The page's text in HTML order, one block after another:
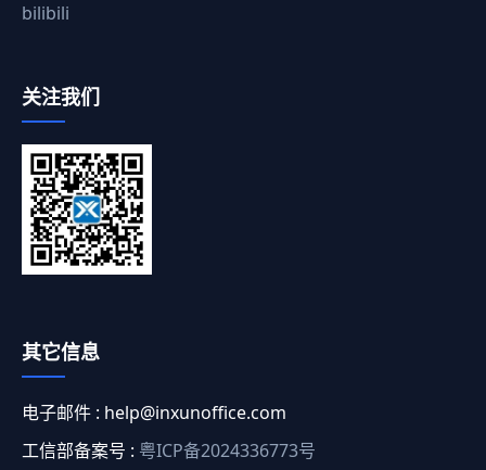
bilibili
关注我们
其它信息
电子邮件 : help@inxunoffice.com
工信部备案号 : 粤ICP备2024336773号